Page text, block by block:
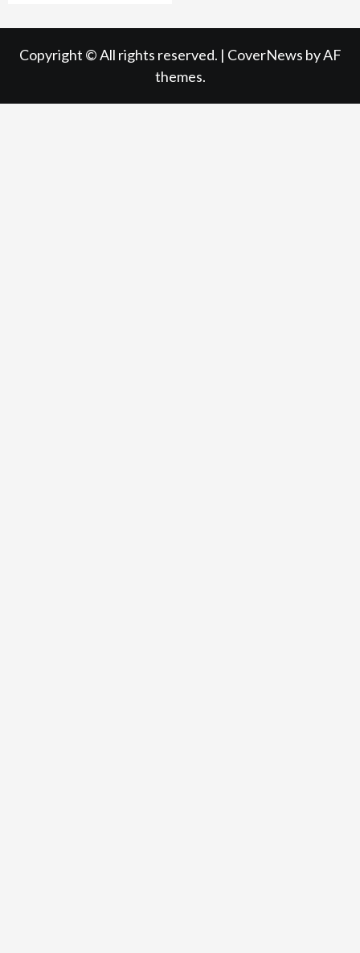
Copyright © All rights reserved. | CoverNews by AF
themes.